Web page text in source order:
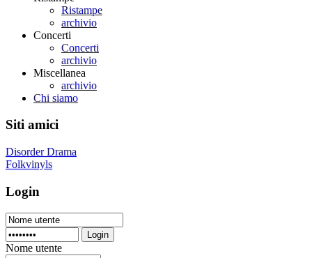
Ristampe
archivio
Concerti
Concerti
archivio
Miscellanea
archivio
Chi siamo
Siti amici
Disorder Drama
Folkvinyls
Login
Login
Nome utente